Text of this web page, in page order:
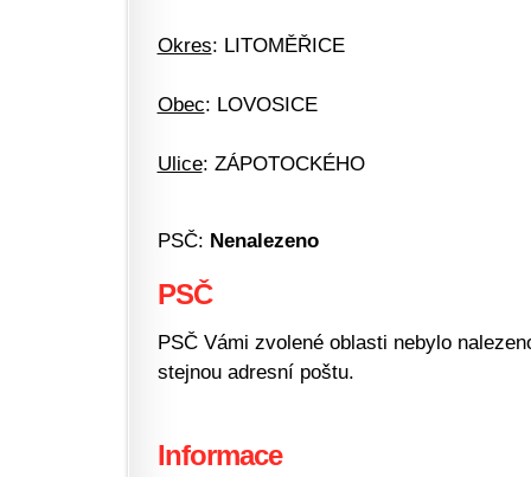
Okres: LITOMĚŘICE
Obec: LOVOSICE
Ulice: ZÁPOTOCKÉHO
PSČ: Nenalezeno
PSČ
PSČ Vámi zvolené oblasti nebylo
stejnou adresní poštu.
Informace